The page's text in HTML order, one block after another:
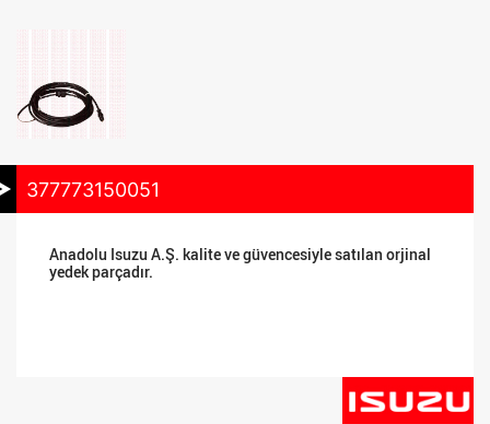
377773150051
Anadolu Isuzu A.Ş. kalite ve güvencesiyle satılan orjinal
yedek parçadır.